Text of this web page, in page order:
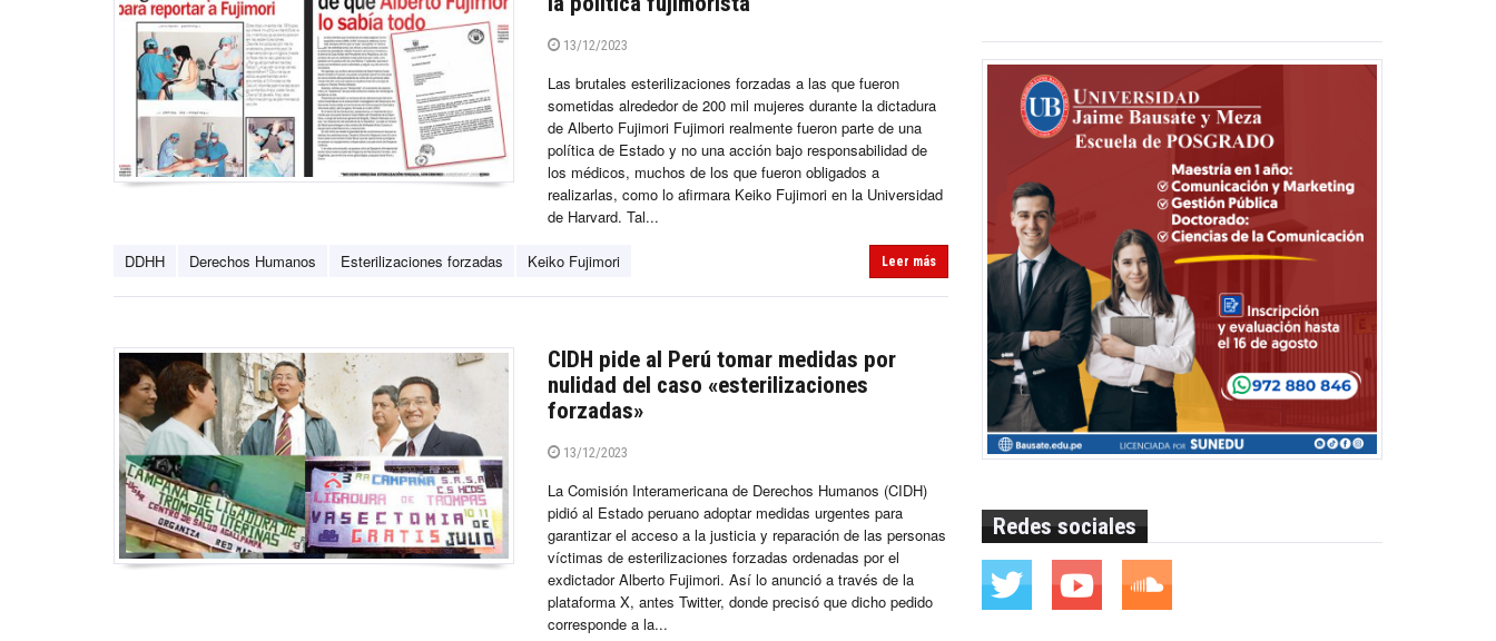
13/12/2023
Las brutales esterilizaciones forzadas a las que fueron
sometidas alrededor de 200 mil mujeres durante la dictadura
de Alberto Fujimori Fujimori realmente fueron parte de una
política de Estado y no una acción bajo responsabilidad de
los médicos, muchos de los que fueron obligados a
realizarlas, como lo afirmara Keiko Fujimori en la Universidad
de Harvard. Tal...
DDHH Derechos Humanos Esterilizaciones forzadas Keiko Fujimori Leer más
CIDH pide al Perú tomar medidas por
nulidad del caso «esterilizaciones
forzadas»
13/12/2023
La Comisión Interamericana de Derechos Humanos (CIDH)
pidió al Estado peruano adoptar medidas urgentes para
garantizar el acceso a la justicia y reparación de las personas
víctimas de esterilizaciones forzadas ordenadas por el
exdictador Alberto Fujimori. Así lo anunció a través de la
plataforma X, antes Twitter, donde precisó que dicho pedido
corresponde a la...
Redes sociales